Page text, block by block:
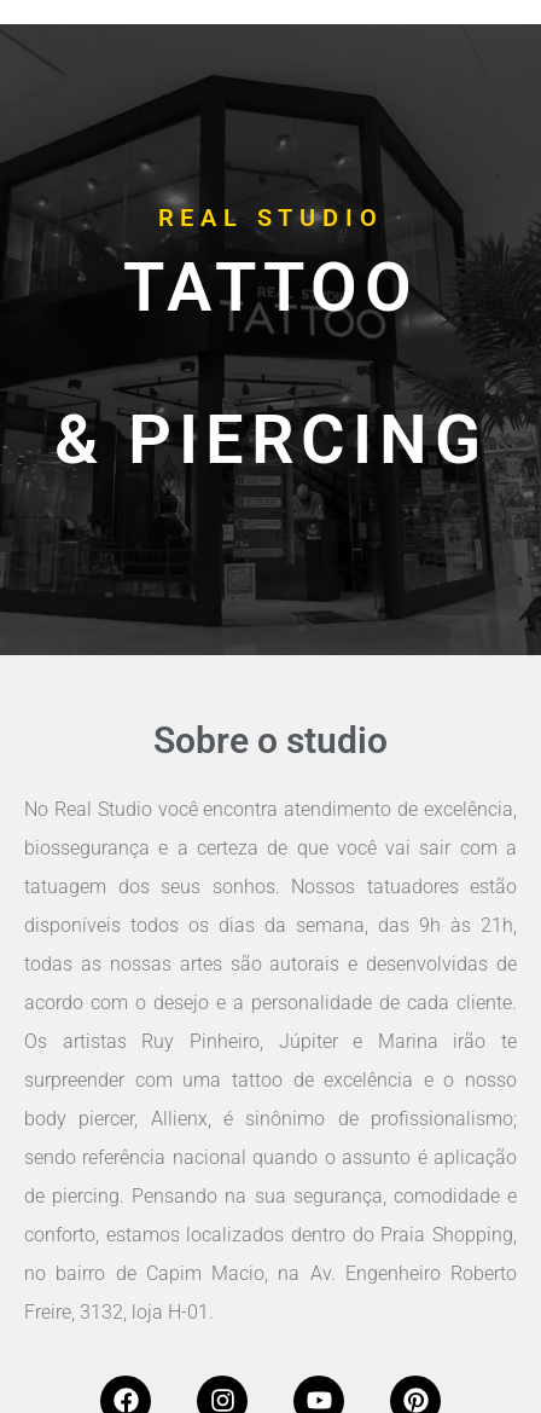
REAL STUDIO
TATTOO
& PIERCING
Sobre o studio
No Real Studio você encontra atendimento de excelência,
biossegurança e a certeza de que você vai sair com a
tatuagem dos seus sonhos. Nossos tatuadores estão
disponíveis todos os dias da semana, das 9h às 21h,
todas as nossas artes são autorais e desenvolvidas de
acordo com o desejo e a personalidade de cada cliente.
Os artistas Ruy Pinheiro, Júpiter e Marina irão te
surpreender com uma tattoo de excelência e o nosso
body piercer, Allienx, é sinônimo de profissionalismo;
sendo referência nacional quando o assunto é aplicação
de piercing. Pensando na sua segurança, comodidade e
conforto, estamos localizados dentro do Praia Shopping,
no bairro de Capim Macio, na Av. Engenheiro Roberto
Freire, 3132, loja H-01.